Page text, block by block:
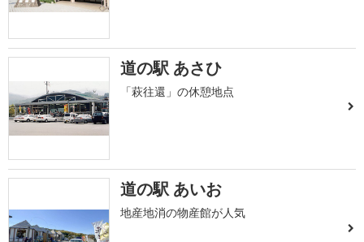
道の駅 あさひ
「萩往還」の休憩地点
道の駅 あいお
地産地消の物産館が人気